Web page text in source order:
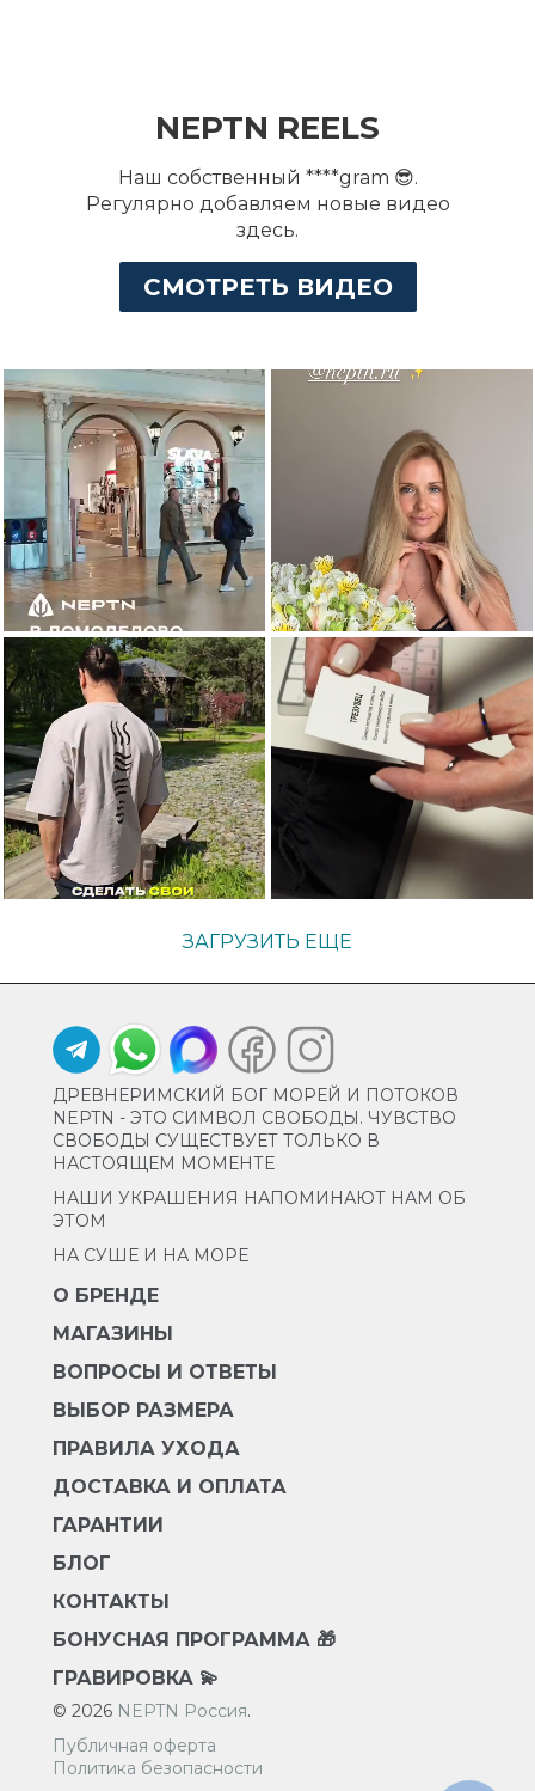
NEPTN REELS
Наш собственный ****gram 😎.
Регулярно добавляем новые видео
здесь.
СМОТРЕТЬ ВИДЕО
ЗАГРУЗИТЬ ЕЩЕ
ДРЕВНЕРИМСКИЙ БОГ МОРЕЙ И ПОТОКОВ
NEPTN - ЭТО СИМВОЛ СВОБОДЫ. ЧУВСТВО
СВОБОДЫ СУЩЕСТВУЕТ ТОЛЬКО В
НАСТОЯЩЕМ МОМЕНТЕ
НАШИ УКРАШЕНИЯ НАПОМИНАЮТ НАМ ОБ
ЭТОМ
НА СУШЕ И НА МОРЕ
О БРЕНДЕ
МАГАЗИНЫ
ВОПРОСЫ И ОТВЕТЫ
ВЫБОР РАЗМЕРА
ПРАВИЛА УХОДА
ДОСТАВКА И ОПЛАТА
ГАРАНТИИ
БЛОГ
КОНТАКТЫ
БОНУСНАЯ ПРОГРАММА 🎁
ГРАВИРОВКА 💫
© 2026 NEPTN Россия.
Публичная оферта
Политика безопасности